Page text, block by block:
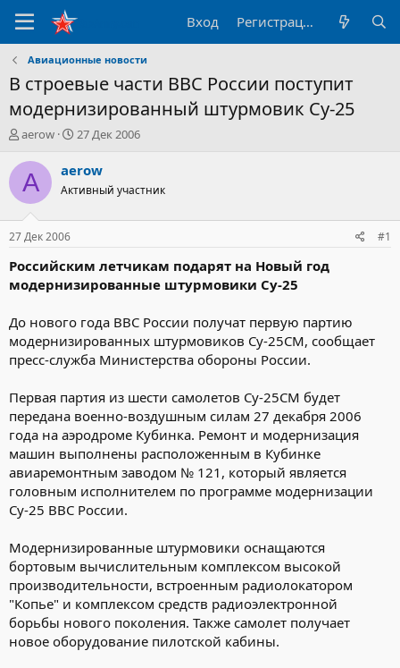
Вход Регистрация
Авиационные новости
В строевые части ВВС России поступит
модернизированный штурмовик Су-25
А
т
о
р
е
м
ы
aerow
Д
т
н
л
27 Дек 2006
A aerow
Активный участник
27 Дек 2006 #1
Российским летчикам подарят на Новый год
модернизированные штурмовики Су-25
До нового года ВВС России получат первую партию
модернизированных штурмовиков Су-25СМ, сообщаeт
пресс-служба Министерства обороны России.
Первая партия из шести самолетов Су-25СМ будет
передана военно-воздушным силам 27 декабря 2006
года на аэродроме Кубинка. Ремонт и модернизация
машин выполнены расположенным в Кубинке
авиаремонтным заводом № 121, который является
головным исполнителем по программе модернизации
Су-25 ВВС России.
Модернизированные штурмовики оснащаются
бортовым вычислительным комплексом высокой
производительности, встроенным радиолокатором
"Копье" и комплексом средств радиоэлектронной
борьбы нового поколения. Также самолет получает
новое оборудование пилотской кабины.